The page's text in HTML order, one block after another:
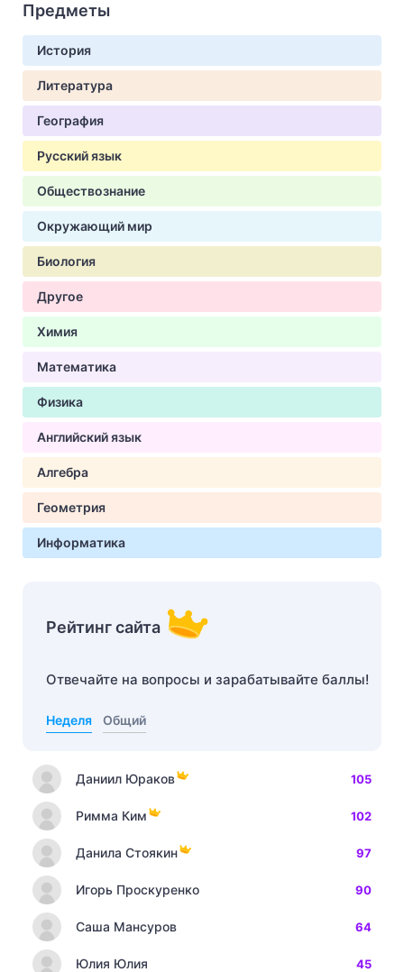
Предметы
История
Литература
География
Русский язык
Обществознание
Окружающий мир
Биология
Другое
Химия
Математика
Физика
Английский язык
Алгебра
Геометрия
Информатика
Рейтинг сайта
Отвечайте на вопросы и зарабатывайте баллы!
Неделя Общий
Даниил Юраков 105
Римма Ким 102
Данила Стоякин 97
Игорь Проскуренко 90
Саша Мансуров 64
Юлия Юлия 45